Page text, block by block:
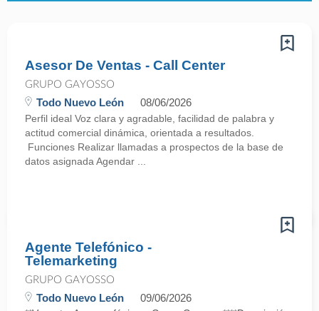
Asesor De Ventas - Call Center
GRUPO GAYOSSO
Todo Nuevo León 08/06/2026
Perfil ideal Voz clara y agradable, facilidad de palabra y
actitud comercial dinámica, orientada a resultados.
Funciones Realizar llamadas a prospectos de la base de
datos asignada Agendar ...
Agente Telefónico -
Telemarketing
GRUPO GAYOSSO
Todo Nuevo León 09/06/2026